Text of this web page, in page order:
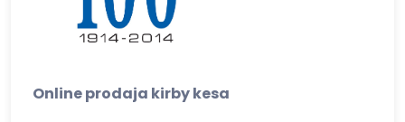
Online prodaja kirby kesa